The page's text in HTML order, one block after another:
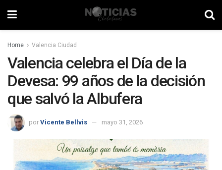
Home Valencia Ciudad
Valencia celebra el Día de la
Devesa: 99 años de la decisión
que salvó la Albufera
por Vicente Bellvis mayo 31, 2026